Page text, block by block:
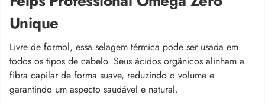
Unique
Livre de formol, essa selagem térmica pode ser usada em
todos os tipos de cabelo. Seus ácidos orgânicos alinham a
fibra capilar de forma suave, reduzindo o volume e
garantindo um aspecto saudável e natural.